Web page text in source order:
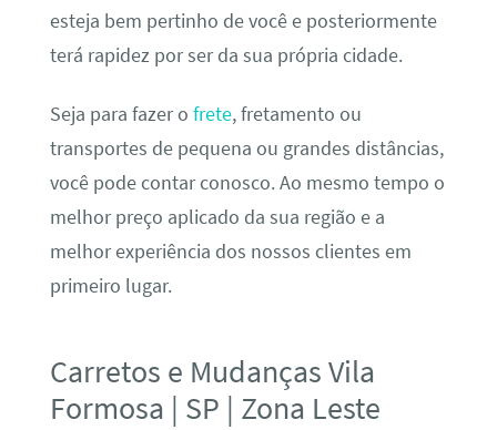
esteja bem pertinho de você e posteriormente
terá rapidez por ser da sua própria cidade.
Seja para fazer o frete, fretamento ou
transportes de pequena ou grandes distâncias,
você pode contar conosco. Ao mesmo tempo o
melhor preço aplicado da sua região e a
melhor experiência dos nossos clientes em
primeiro lugar.
Carretos e Mudanças Vila
Formosa | SP | Zona Leste